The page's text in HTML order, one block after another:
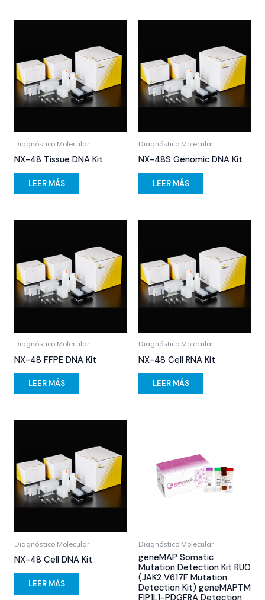
Diagnóstico Molecular
NX-48 Tissue DNA Kit
LEER MÁS
Diagnóstico Molecular
NX-48S Genomic DNA Kit
LEER MÁS
Diagnóstico Molecular
NX-48 FFPE DNA Kit
LEER MÁS
Diagnóstico Molecular
NX-48 Cell RNA Kit
LEER MÁS
Diagnóstico Molecular
NX-48 Cell DNA Kit
LEER MÁS
Diagnóstico Molecular
geneMAP Somatic
Mutation Detection Kit RUO
(JAK2 V617F Mutation
Detection Kit) geneMAPTM